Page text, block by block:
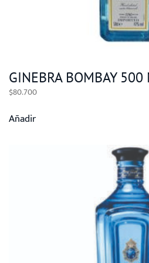
GINEBRA BOMBAY 500
$80.700
Añadir